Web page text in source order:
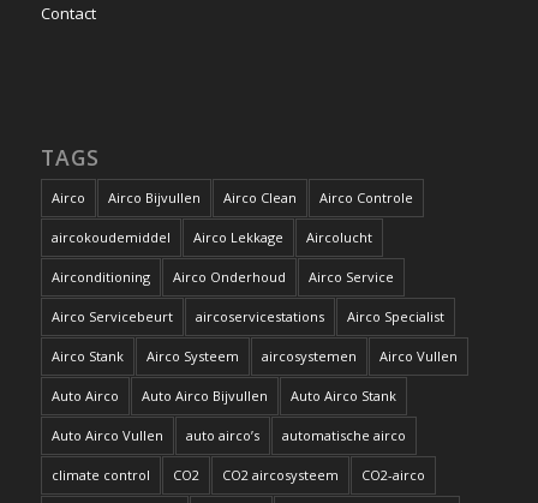
Contact
TAGS
Airco Airco Bijvullen Airco Clean Airco Controle
aircokoudemiddel Airco Lekkage Aircolucht
Airconditioning Airco Onderhoud Airco Service
Airco Servicebeurt aircoservicestations Airco Specialist
Airco Stank Airco Systeem aircosystemen Airco Vullen
Auto Airco Auto Airco Bijvullen Auto Airco Stank
Auto Airco Vullen auto airco’s automatische airco
climate control CO2 CO2 aircosysteem CO2-airco